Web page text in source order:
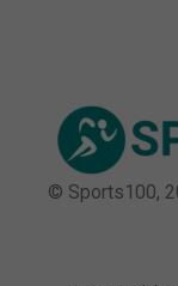
© Sports100,